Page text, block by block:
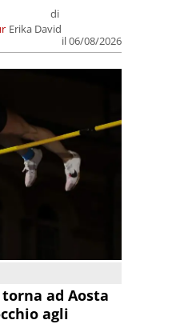
di
Erika David
il 06/08/2026
ad Aosta
agli